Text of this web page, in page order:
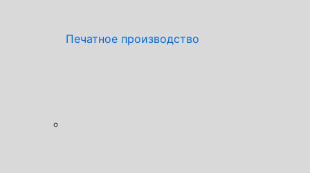
Печатное производство